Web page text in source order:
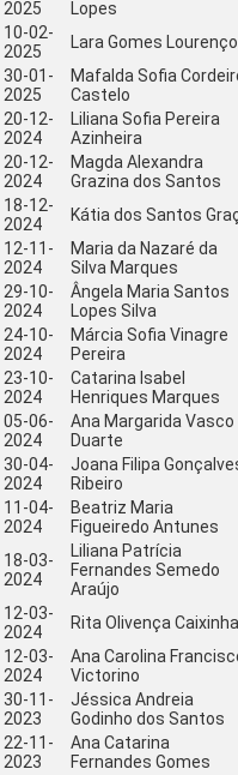
2025
Lopes
10-02-
2025
Lara Gomes Lourenço
30-01-
2025
Mafalda Sofia
Castelo
20-12-
2024
Liliana Sofia Pereira
Azinheira
20-12-
2024
Magda Alexandra
Grazina dos Santos
18-12-
2024
Kátia dos Santos
12-11-
2024
Maria da Nazaré da
Silva Marques
29-10-
2024
Ângela Maria Santos
Lopes Silva
24-10-
2024
Márcia Sofia Vinagre
Pereira
23-10-
2024
Catarina Isabel
Henriques Marques
05-06-
2024
Ana Margarida Vasco
Duarte
30-04-
2024
Joana Filipa
Ribeiro
11-04-
2024
Beatriz Maria
Figueiredo Antunes
18-03-
2024
Liliana Patrícia
Fernandes Semedo
Araújo
12-03-
2024
Rita Olivença Caixinha
12-03-
2024
Ana Carolina
Victorino
30-11-
2023
Jéssica Andreia
Godinho dos Santos
22-11-
2023
Ana Catarina
Fernandes Gomes